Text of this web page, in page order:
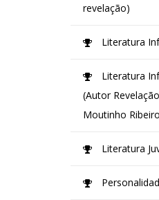
revelação)
Literatura
Literatura
(Autor
Moutinho Ribeiro
Literatura